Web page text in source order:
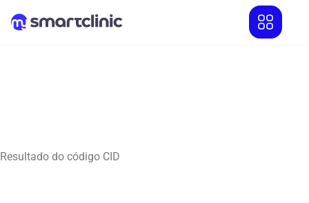
Resultado do código CID